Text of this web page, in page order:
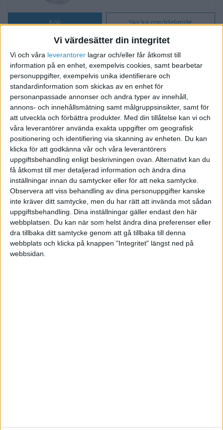
Vi värdesätter din integritet
Vi och våra leverantorer lagrar och/eller får åtkomst till
information på en enhet, exempelvis cookies, samt bearbetar
personuppgifter, exempelvis unika identifierare och
standardinformation som skickas av en enhet för
personanpassade annonser och andra typer av innehåll,
annons- och innehållsmätning samt målgruppsinsikter, samt för
att utveckla och förbättra produkter. Med din tillåtelse kan vi och
våra leverantörer använda exakta uppgifter om geografisk
positionering och identifiering via skanning av enheten. Du kan
klicka för att godkänna vår och våra leverantörers
uppgiftsbehandling enligt beskrivningen ovan. Alternativt kan du
få åtkomst till mer detaljerad information och ändra dina
inställningar innan du samtycker eller för att neka samtycke.
Observera att viss behandling av dina personuppgifter kanske
inte kräver ditt samtycke, men du har rätt att invända mot sådan
uppgiftsbehandling. Dina inställningar gäller endast den här
webbplatsen. Du kan när som helst ändra dina preferenser eller
dra tillbaka ditt samtycke genom att gå tillbaka till denna
webbplats och klicka på knappen "Integritet" längst ned på
webbsidan.
Följ Skicka meddelande
Arbetar endast inom EU
TAGGAR
Entreprenör
ARTIKLAR
5 lärdomar från startup-resan